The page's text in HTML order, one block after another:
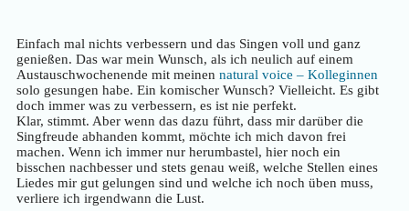
Einfach mal nichts verbessern und das Singen voll und ganz
genießen. Das war mein Wunsch, als ich neulich auf einem
Austauschwochenende mit meinen natural voice – Kolleginnen
solo gesungen habe. Ein komischer Wunsch? Vielleicht. Es gibt
doch immer was zu verbessern, es ist nie perfekt.
Klar, stimmt. Aber wenn das dazu führt, dass mir darüber die
Singfreude abhanden kommt, möchte ich mich davon frei
machen. Wenn ich immer nur herumbastel, hier noch ein
bisschen nachbesser und stets genau weiß, welche Stellen eines
Liedes mir gut gelungen sind und welche ich noch üben muss,
verliere ich irgendwann die Lust.